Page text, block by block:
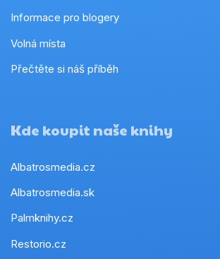
Informace pro blogery
Volná místa
Přečtěte si náš příběh
Kde koupit naše knihy
Albatrosmedia.cz
Albatrosmedia.sk
Palmknihy.cz
Restorio.cz